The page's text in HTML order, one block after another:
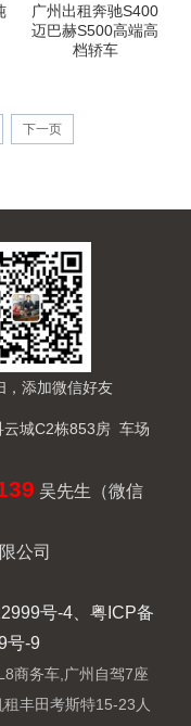
广州出租奔驰S400
迈巴赫S500高端高
档轿车
下一页
，添加微信好友
云城C2栋853房 车场
吴先生（微信
公司
号-4、粤ICP备
号-9
商务车 广州自驾7座
租丰田考斯特15-23人